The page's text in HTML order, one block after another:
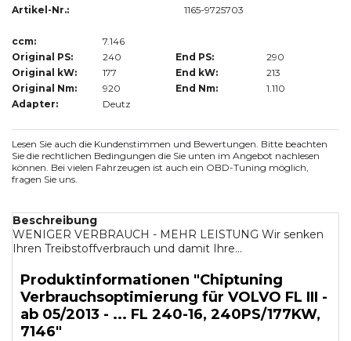
Artikel-Nr.: 1165-9725703
ccm:
7.146
Original PS:
240 End PS:
290
Original kW:
177 End kW:
213
Original Nm:
920 End Nm:
1.110
Adapter:
Deutz
Lesen Sie auch die Kundenstimmen und Bewertungen. Bitte beachten
Sie die rechtlichen Bedingungen die Sie unten im Angebot nachlesen
können. Bei vielen Fahrzeugen ist auch ein OBD-Tuning möglich,
fragen Sie uns.
Beschreibung
WENIGER VERBRAUCH - MEHR LEISTUNG Wir senken
Ihren Treibstoffverbrauch und damit Ihre...
Produktinformationen "Chiptuning
Verbrauchsoptimierung für VOLVO FL III -
ab 05/2013 - ... FL 240-16, 240PS/177KW,
7146"